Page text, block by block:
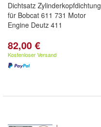
Dichtsatz Zylinderkopfdichtung
für Bobcat 611 731 Motor
Engine Deutz 411
82,00 €
Kostenloser Versand